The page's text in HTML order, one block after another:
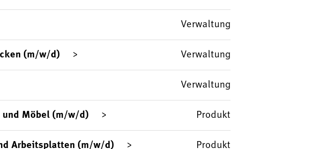
Verwaltung
(m/w/d) Verwaltung
Verwaltung
und Möbel (m/w/d) Produkt
Arbeitsplatten (m/w/d) Produkt